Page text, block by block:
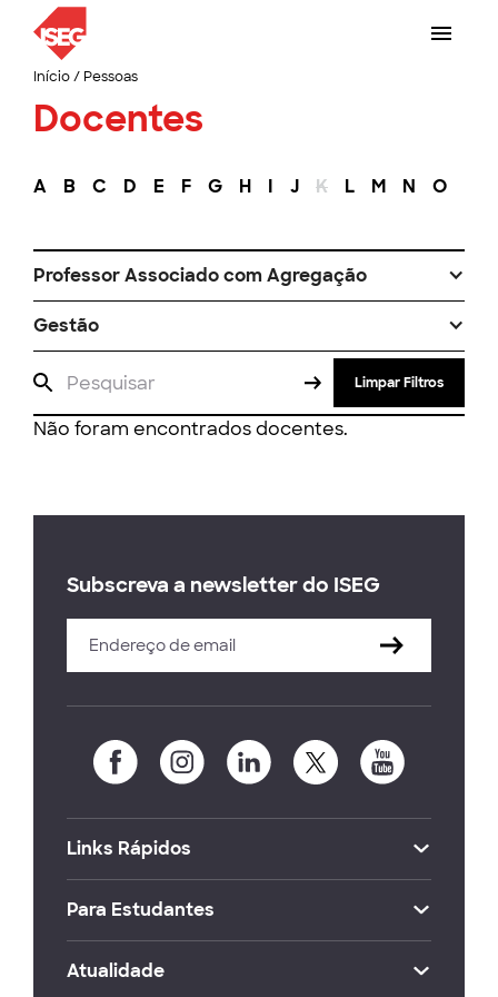
Início/ Pessoas
Docentes
A B C D E F G H I J K L M N O
Professor Associado com Agregação
Gestão
Limpar Filtros
Não foram encontrados docentes.
Subscreva a newsletter do ISEG
Links Rápidos
Para Estudantes
Atualidade